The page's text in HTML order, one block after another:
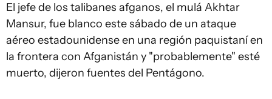
El jefe de los talibanes afganos, el mulá Akhtar
Mansur, fue blanco este sábado de un ataque
aéreo estadounidense en una región paquistaní en
la frontera con Afganistán y "probablemente" esté
muerto, dijeron fuentes del Pentágono.